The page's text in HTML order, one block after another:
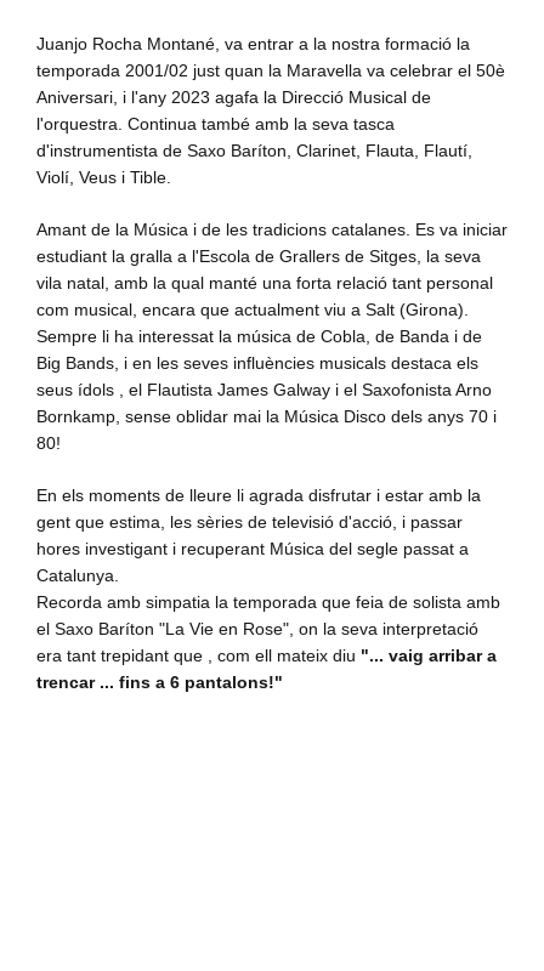
Juanjo Rocha Montané, va entrar a la nostra formació la
temporada 2001/02 just quan la Maravella va celebrar el 50è
Aniversari, i l'any 2023 agafa la Direcció Musical de
l'orquestra. Continua també amb la seva tasca
d'instrumentista de Saxo Baríton, Clarinet, Flauta, Flautí,
Violí, Veus i Tible.
Amant de la Música i de les tradicions catalanes. Es va iniciar
estudiant la gralla a l'Escola de Grallers de Sitges, la seva
vila natal, amb la qual manté una forta relació tant personal
com musical, encara que actualment viu a Salt (Girona).
Sempre li ha interessat la música de Cobla, de Banda i de
Big Bands, i en les seves influències musicals destaca els
seus ídols , el Flautista James Galway i el Saxofonista Arno
Bornkamp, sense oblidar mai la Música Disco dels anys 70 i
80!
En els moments de lleure li agrada disfrutar i estar amb la
gent que estima, les sèries de televisió d'acció, i passar
hores investigant i recuperant Música del segle passat a
Catalunya.
Recorda amb simpatia la temporada que feia de solista amb
el Saxo Baríton "La Vie en Rose", on la seva interpretació
era tant trepidant que , com ell mateix diu "... vaig arribar a
trencar ... fins a 6 pantalons!"